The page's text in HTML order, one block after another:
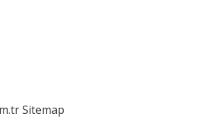
Sitemap